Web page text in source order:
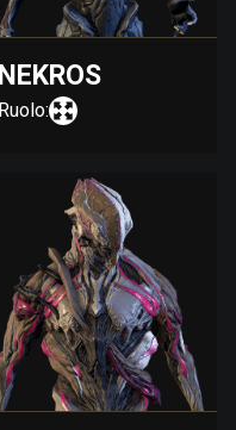
NEKROS
Ruolo: